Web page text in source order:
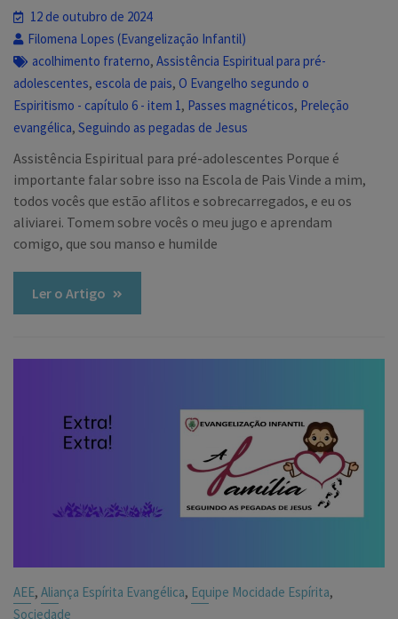
12 de outubro de 2024
Filomena Lopes (Evangelização Infantil)
acolhimento fraterno,Assistência Espiritual para pré-
adolescentes, escola de pais,O Evangelho segundo o
Espiritismo - capítulo 6 - item 1 , Passes magnéticos, Preleção
evangélica,Seguindo as pegadas de Jesus
Assistência Espiritual para pré-adolescentes Porque é
importante falar sobre isso na Escola de Pais Vinde a mim,
todos vocês que estão aflitos e sobrecarregados, e eu os
aliviarei. Tomem sobre vocês o meu jugo e aprendam
comigo, que sou manso e humilde
Ler o Artigo
AEE,Aliança Espírita Evangélica, Equipe Mocidade Espírita,
Sociedade